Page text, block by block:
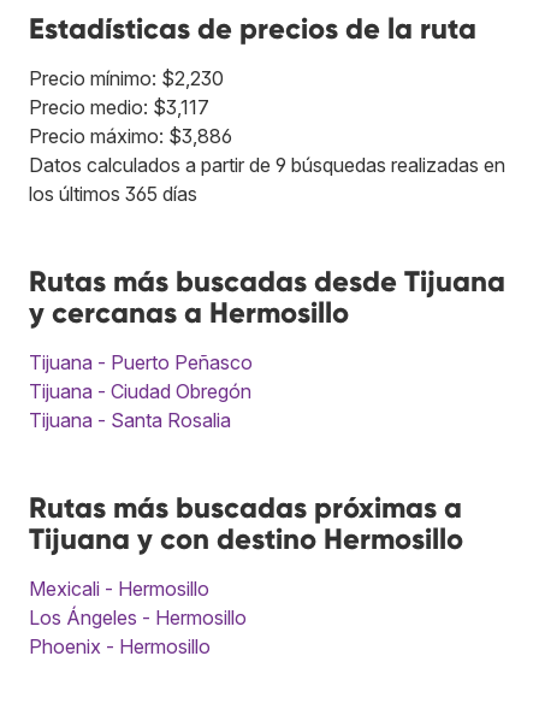
Estadísticas de precios de la ruta
Precio mínimo: $2,230
Precio medio: $3,117
Precio máximo: $3,886
Datos calculados a partir de 9 búsquedas realizadas en
los últimos 365 días
Rutas más buscadas desde Tijuana
y cercanas a Hermosillo
Tijuana - Puerto Peñasco
Tijuana - Ciudad Obregón
Tijuana - Santa Rosalia
Rutas más buscadas próximas a
Tijuana y con destino Hermosillo
Mexicali - Hermosillo
Los Ángeles - Hermosillo
Phoenix - Hermosillo